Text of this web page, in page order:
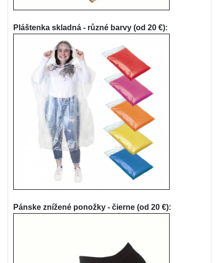
Pláštenka skladná - různé barvy (od 20 €):
Pánske znížené ponožky - čierne (od 20 €):